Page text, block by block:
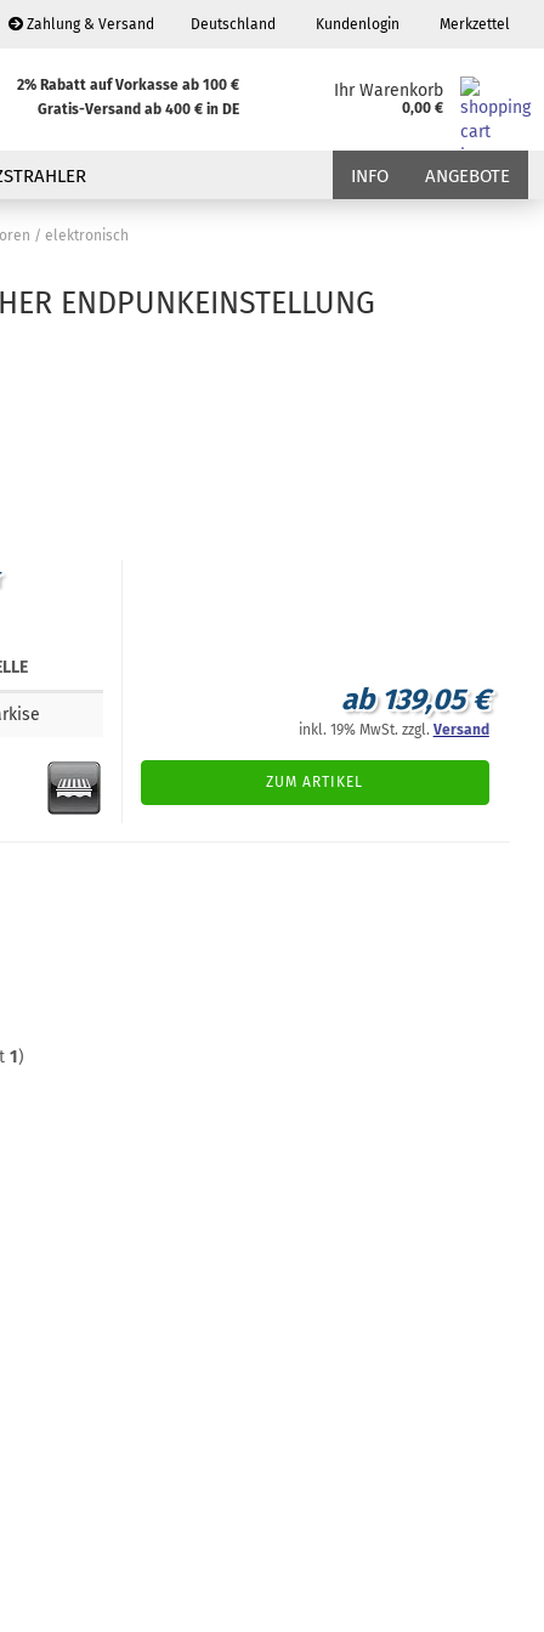
Zahlung & Versand Deutschland Kundenlogin
Passwort
Merkzettel
2% Rabatt auf Vorkasse ab 100 €
Gratis-Versand ab 400 € in DE
Ihr Warenkorb
0,00 €
INFO ANGEBOTE
/ elektronisch
ENDPUNKEINSTELLUNG
ab 139,05 €
inkl. 19% MwSt. zzgl. Versand
ZUM ARTIKEL
1)